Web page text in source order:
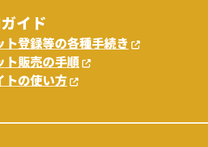
イド
ト登録等の各種手続き
ト販売の手順
トの使い方